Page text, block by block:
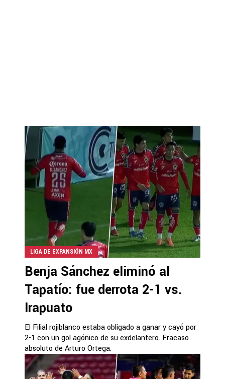
LIGA DE EXPANSIÓN MX
Benja Sánchez eliminó al
Tapatío: fue derrota 2-1 vs.
Irapuato
El Filial rojiblanco estaba obligado a ganar y cayó por
2-1 con un gol agónico de su exdelantero. Fracaso
absoluto de Arturo Ortega.